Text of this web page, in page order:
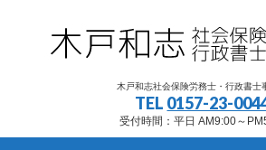
木戸和志社会保険労務士・行政書士
TEL 0157-23-
受付時間：平日 AM9:00～